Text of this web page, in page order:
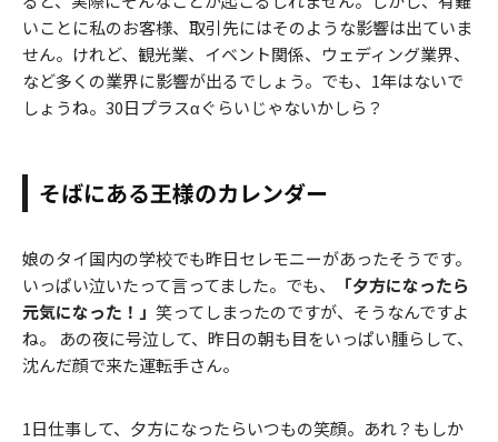
いことに私のお客様、取引先にはそのような影響は出ていま
せん。けれど、観光業、イベント関係、ウェディング業界、
など多くの業界に影響が出るでしょう。でも、1年はないで
しょうね。30日プラスαぐらいじゃないかしら？
そばにある王様のカレンダー
娘のタイ国内の学校でも昨日セレモニーがあったそうです。
いっぱい泣いたって言ってました。でも、
「夕方になったら
元気になった！」 笑ってしまったのですが、そうなんですよ
ね。 あの夜に号泣して、昨日の朝も目をいっぱい腫らして、
沈んだ顔で来た運転手さん。
1日仕事して、夕方になったらいつもの笑顔。あれ？もしか